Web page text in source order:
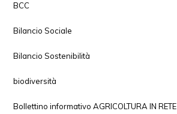
BCC
Bilancio Sociale
Bilancio Sostenibilità
biodiversità
Bollettino informativo AGRICOLTURA IN RETE